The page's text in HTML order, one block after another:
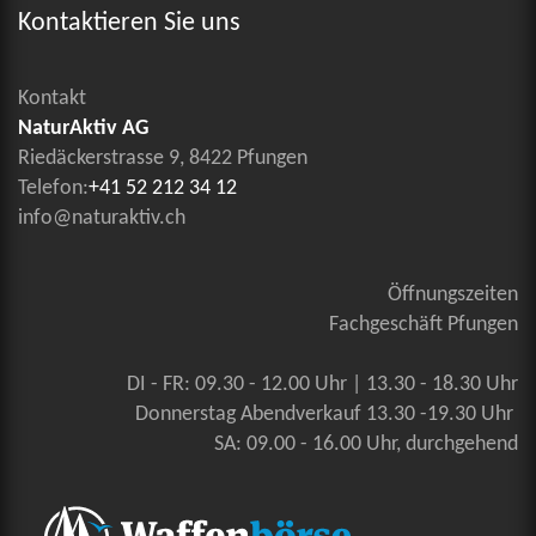
Kontaktieren Sie uns
Kontakt
NaturAktiv AG
Riedäckerstrasse 9, 8422 Pfungen
Telefon:+41 52 212 34 12
info@naturaktiv.ch
Öffnungszeiten
Fachgeschäft Pfungen
DI - FR: 09.30 - 12.00 Uhr | 13.30 - 18.30 Uhr
Donnerstag Abendverkauf 13.30 -19.30 Uhr
SA: 09.00 - 16.00 Uhr, durchgehend